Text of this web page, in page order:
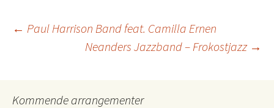
Indlægsnavigation
← Paul Harrison Band feat. Camilla Ernen
Neanders Jazzband – Frokostjazz →
Kommende arrangementer